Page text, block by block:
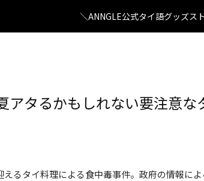
＼ANNGLE公式タイ語グッズス
アタるかもしれない要注意な
るタイ料理による食中毒事件。政府の情報に